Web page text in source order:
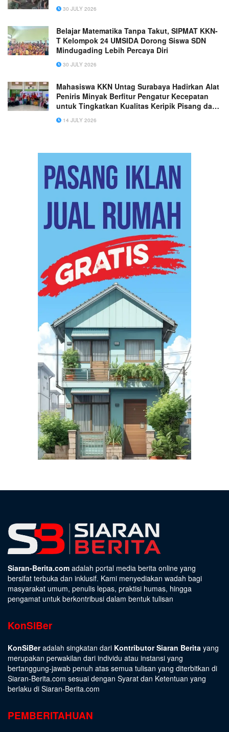
30 JULY 2026
Belajar Matematika Tanpa Takut, SIPMAT KKN-
T Kelompok 24 UMSIDA Dorong Siswa SDN
Mindugading Lebih Percaya Diri
30 JULY 2026
Mahasiswa KKN Untag Surabaya Hadirkan Alat
Peniris Minyak Berfitur Pengatur Kecepatan
untuk Tingkatkan Kualitas Keripik Pisang dan
Sukun di Desa Mojopuro Gede
14 JULY 2026
Siaran-Berita.com adalah portal media berita online yang
bersifat terbuka dan inklusif. Kami menyediakan wadah bagi
masyarakat umum, penulis lepas, praktisi humas, hingga
pengamat untuk berkontribusi dalam bentuk tulisan
KonSiBer
KonSiBeradalah singkatan dari Kontributor Siaran Berita yang
merupakan perwakilan dari individu atau instansi yang
bertanggung-jawab penuh atas semua tulisan yang diterbitkan di
Siaran-Berita.com sesuai dengan Syarat dan Ketentuan yang
berlaku di Siaran-Berita.com
PEMBERITAHUAN